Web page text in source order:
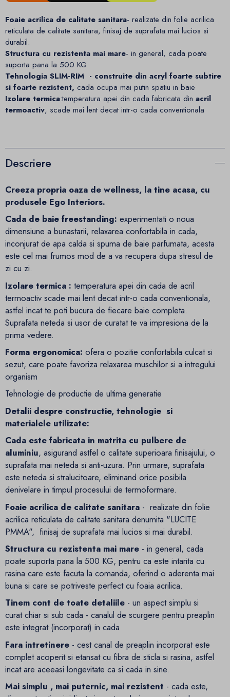
Foaie acrilica de calitate sanitara- realizate din folie acrilica
reticulata de calitate sanitara, finisaj de suprafata mai lucios si
durabil.
Structura cu rezistenta mai mare- in general, cada poate
suporta pana la 500 KG
Tehnologia SLIM-RIM - construite din acryl foarte subtire
si foarte rezistent, cada ocupa mai putin spatiu in baie
Izolare termica:temperatura apei din cada fabricata din acril
termoactiv, scade mai lent decat intr-o cada conventionala
Descriere
Creeza propria oaza de wellness, la tine acasa, cu
produsele Ego Interiors.
Cada de baie freestanding: experimentati o noua
dimensiune a bunastarii, relaxarea confortabila in cada,
inconjurat de apa calda si spuma de baie parfumata, acesta
este cel mai frumos mod de a va recupera dupa stresul de
zi cu zi.
Izolare termica : temperatura apei din cada de acril
termoactiv scade mai lent decat intr-o cada conventionala,
astfel incat te poti bucura de fiecare baie completa.
Suprafata neteda si usor de curatat te va impresiona de la
prima vedere.
Forma ergonomica: ofera o pozitie confortabila culcat si
sezut, care poate favoriza relaxarea muschilor si a intregului
organism
Tehnologie de productie de ultima generatie
Detalii despre constructie, tehnologie si
materialele utilizate:
Cada este fabricata in matrita cu pulbere de
aluminiu, asigurand astfel o calitate superioara finisajului, o
suprafata mai neteda si anti-uzura. Prin urmare, suprafata
este neteda si stralucitoare, eliminand orice posibila
denivelare in timpul procesului de termoformare.
Foaie acrilica de calitate sanitara - realizate din folie
acrilica reticulata de calitate sanitara denumita "LUCITE
PMMA", finisaj de suprafata mai lucios si mai durabil.
Structura cu rezistenta mai mare - in general, cada
poate suporta pana la 500 KG, pentru ca este intarita cu
rasina care este facuta la comanda, oferind o aderenta mai
buna si care se potriveste perfect cu foaia acrilica.
Tinem cont de toate detaliile - un aspect simplu si
curat chiar si sub cada - canalul de scurgere pentru preaplin
este integrat (incorporat) in cada
Fara intretinere - cest canal de preaplin incorporat este
complet acoperit si etansat cu fibra de sticla si rasina, astfel
incat are aceeasi longevitate ca si cada in sine.
Mai simplu , mai puternic, mai rezistent - cada este,